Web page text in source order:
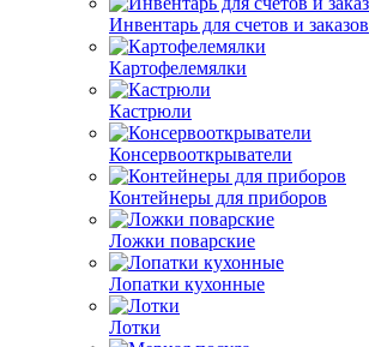
Инвентарь для счетов и заказов
Картофелемялки
Кастрюли
Консервооткрыватели
Контейнеры для приборов
Ложки поварские
Лопатки кухонные
Лотки